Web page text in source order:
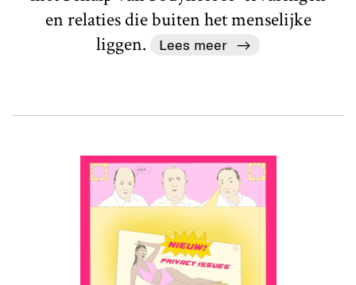
en relaties die buiten het menselijke
liggen.
Lees meer